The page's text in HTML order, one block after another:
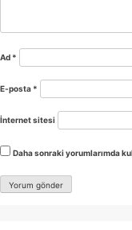
Ad *
E-posta *
İnternet sitesi
Daha sonraki yorumlarımda